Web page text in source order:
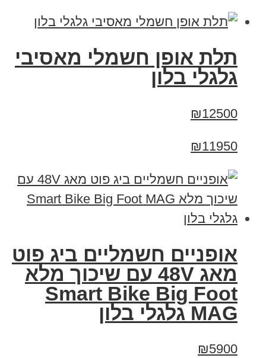
תלת אופן חשמלי מאסיבי
גלגלי בלון
₪12500
₪11950
אופניים חשמליים ביג פוט
מאג 48V עם שיכוך מלא
Smart Bike Big Foot
MAG גלגלי בלון
₪5900